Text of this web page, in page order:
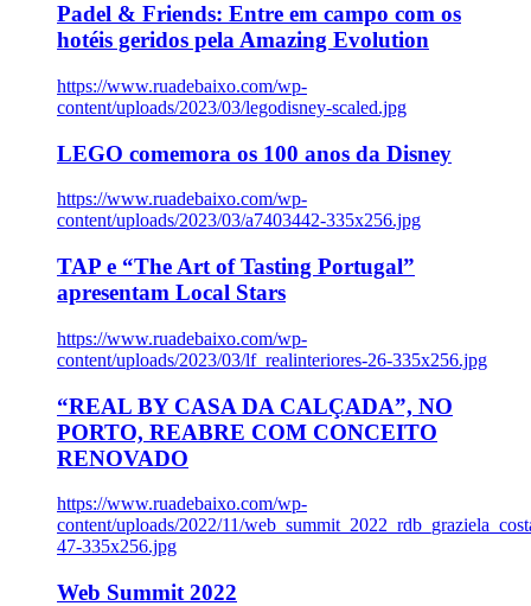
Padel & Friends: Entre em campo com os
hotéis geridos pela Amazing Evolution
https://www.ruadebaixo.com/wp-
content/uploads/2023/03/legodisney-scaled.jpg
LEGO comemora os 100 anos da Disney
https://www.ruadebaixo.com/wp-
content/uploads/2023/03/a7403442-335x256.jpg
TAP e “The Art of Tasting Portugal”
apresentam Local Stars
https://www.ruadebaixo.com/wp-
content/uploads/2023/03/lf_realinteriores-26-335x256.jpg
“REAL BY CASA DA CALÇADA”, NO
PORTO, REABRE COM CONCEITO
RENOVADO
https://www.ruadebaixo.com/wp-
content/uploads/2022/11/
47-335x256.jpg
Web Summit 2022